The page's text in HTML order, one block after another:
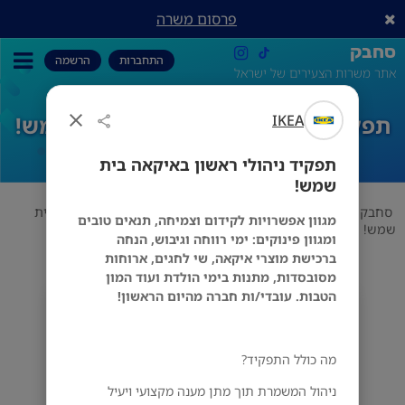
IKEA
תפקיד ניהולי ראשון באיקאה בית
שמש!
מגוון אפשרויות לקידום וצמיחה, תנאים טובים
ומגוון פינוקים: ימי רווחה וגיבוש, הנחה
ברכישת מוצרי איקאה, שי לחגים, ארוחות
מסובסדות, מתנות בימי הולדת ועוד המון
הטבות. עובדי/ות חברה מהיום הראשון!
מה כולל התפקיד?
ניהול המשמרת תוך מתן מענה מקצועי ויעיל
פרסום משרה
סחבק
אתר משרות הצעירים של ישראל
התחברות הרשמה
תפקיד ניהולי ראשון באיקאה בית שמש!
סחבק IKEA
תפקיד ניהולי ראשון באיקאה בית
שמש!
IKEA